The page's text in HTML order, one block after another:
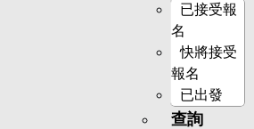
已接受報
名
快將接受
報名
已出發
查詢